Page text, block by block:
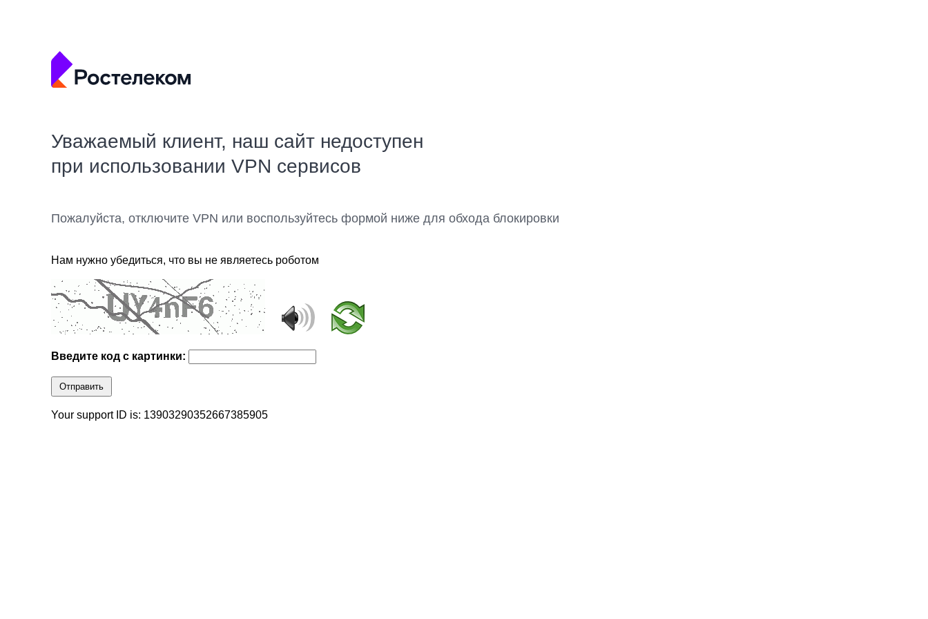
Уважаемый клиент, наш сайт недоступен
при использовании VPN сервисов
Пожалуйста, отключите VPN или воспользуйтесь формой ниже для обхода блокировки
Нам нужно убедиться, что вы не являетесь роботом
Введите код с картинки:
Отправить
Your support ID is: 13903290352667385905